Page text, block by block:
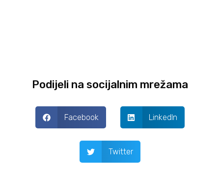
Podijeli na socijalnim mrežama
Facebook LinkedIn
Twitter